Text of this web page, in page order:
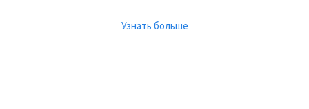
Узнать больше